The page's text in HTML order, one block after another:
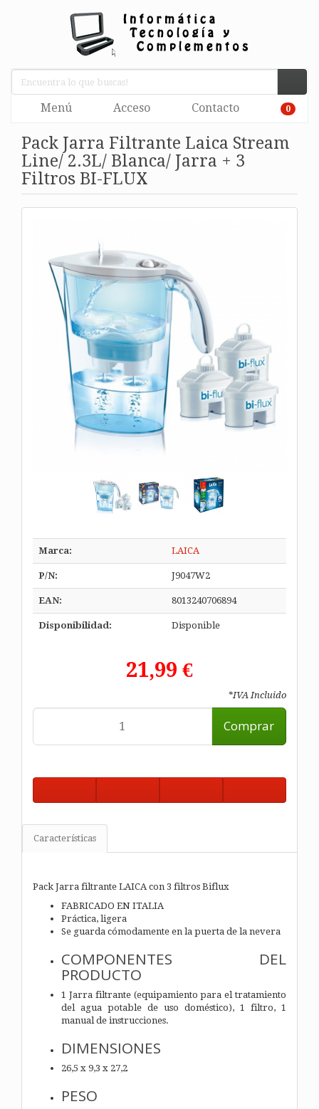
Menú Acceso Contacto 0
Pack Jarra Filtrante Laica Stream
Line/ 2.3L/ Blanca/ Jarra + 3
Filtros BI-FLUX
Marca: LAICA
P/N: J9047W2
EAN: 8013240706894
Disponibilidad: Disponible
21,99 €
*IVA Incluido
Comprar
Características
Pack Jarra filtrante LAICA con 3 filtros Biflux
FABRICADO EN ITALIA
Práctica, ligera
Se guarda cómodamente en la puerta de la nevera
COMPONENTES DEL
PRODUCTO
1 Jarra filtrante (equipamiento para el tratamiento
del agua potable de uso doméstico), 1 filtro, 1
manual de instrucciones.
DIMENSIONES
26,5 x 9,3 x 27,2
PESO